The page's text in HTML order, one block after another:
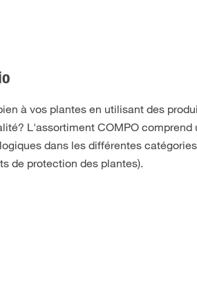
à vos plantes en utilisant des
L'assortiment COMPO comprend
dans les différentes
de protection des plantes).